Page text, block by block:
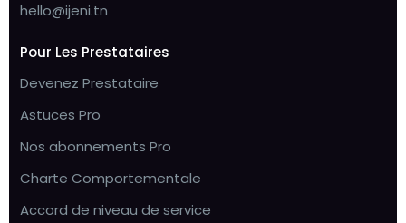
hello@ijeni.tn
Pour Les Prestataires
Devenez Prestataire
Astuces Pro
Nos abonnements Pro
Charte Comportementale
Accord de niveau de service